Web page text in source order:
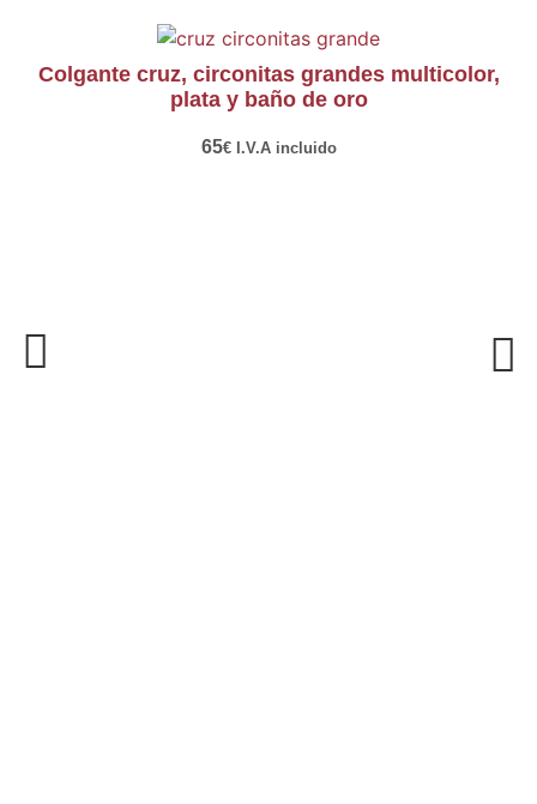
colgante cruz, circonitas grandes multicolor,
plata y baño de oro
65€ I.V.A incluido